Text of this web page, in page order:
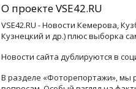
О проекте VSE42.RU
VSE42.RU - Новости Кемерова,
Кузнецкий и др.) плюс выборка
Новости сайта дублируются в
В разделе «Фоторепортажи», мы